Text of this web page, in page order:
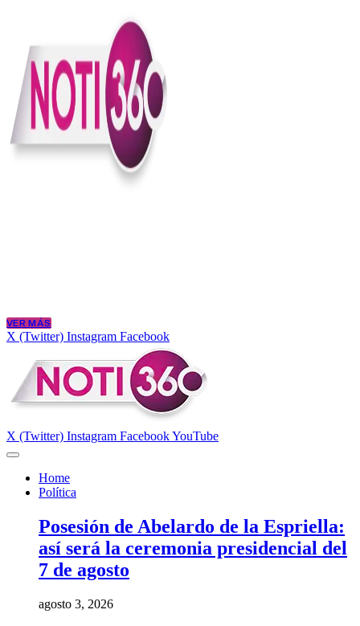
VER MÁS
X (Twitter) Instagram Facebook
X (Twitter) Instagram FacebookYouTube
Home
Política
Posesión de Abelardo de la Espriella:
así será la ceremonia presidencial del
7 de agosto
agosto 3, 2026